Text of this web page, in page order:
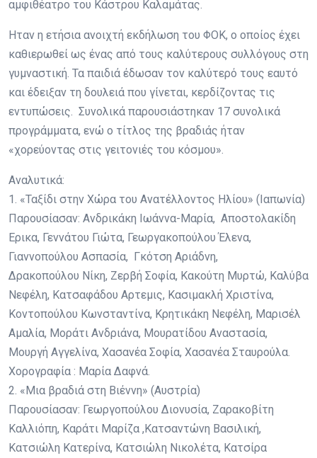
αμφιθέατρο του Κάστρου Καλαμάτας.
Ηταν η ετήσια ανοιχτή εκδήλωση του ΦΟΚ, ο οποίος έχει
καθιερωθεί ως ένας από τους καλύτερους συλλόγους στη
γυμναστική. Τα παιδιά έδωσαν τον καλύτερό τους εαυτό
και έδειξαν τη δουλειά που γίνεται, κερδίζοντας τις
εντυπώσεις. Συνολικά παρουσιάστηκαν 17 συνολικά
προγράμματα, ενώ ο τίτλος της βραδιάς ήταν
«χορεύοντας στις γειτονιές του κόσμου».
Αναλυτικά:
1. «Ταξίδι στην Χώρα του Ανατέλλοντος Ηλίου» (Ιαπωνία)
Παρουσίασαν: Ανδρικάκη Ιωάννα-Μαρία, Αποστολακίδη
Ερικα, Γεννάτου Γιώτα, Γεωργακοπούλου Έλενα,
Γιαννοπούλου Ασπασία, Γκότση Αριάδνη,
Δρακοπούλου Νίκη, Ζερβή Σοφία, Κακούτη Μυρτώ, Καλύβα
Νεφέλη, Κατσαφάδου Αρτεμις, Κασιμακλή Χριστίνα,
Κοντοπούλου Κωνσταντίνα, Κρητικάκη Νεφέλη, Μαρισέλ
Αμαλία, Μοράτι Ανδριάνα, Μουρατίδου Αναστασία,
Μουργή Αγγελίνα, Χασανέα Σοφία, Χασανέα Σταυρούλα.
Χορογραφία : Μαρία Δαφνά.
2. «Μια βραδιά στη Βιέννη» (Αυστρία)
Παρουσίασαν: Γεωργοπούλου Διονυσία, Ζαρακοβίτη
Καλλιόπη, Καράτι Μαρίζα ,Κατσαντώνη Βασιλική,
Κατσιώλη Κατερίνα, Κατσιώλη Νικολέτα, Κατσίρα